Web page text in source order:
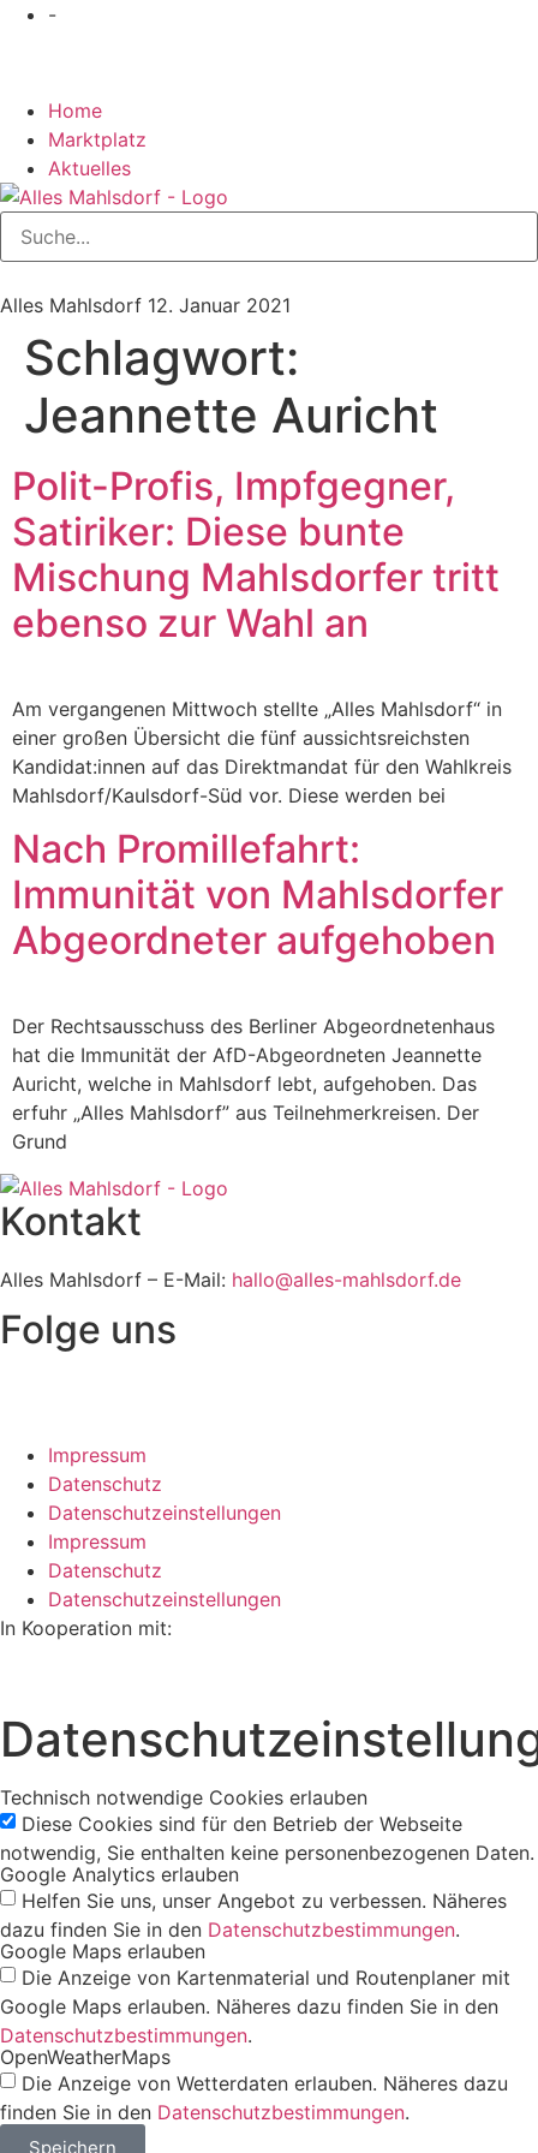
-
Home
Marktplatz
Aktuelles
Alles Mahlsdorf 12. Januar 2021
Schlagwort:
Jeannette Auricht
Polit-Profis, Impfgegner,
Satiriker: Diese bunte
Mischung Mahlsdorfer tritt
ebenso zur Wahl an
Am vergangenen Mittwoch stellte „Alles Mahlsdorf“ in
einer großen Übersicht die fünf aussichtsreichsten
Kandidat:innen auf das Direktmandat für den Wahlkreis
Mahlsdorf/Kaulsdorf-Süd vor. Diese werden bei
Nach Promillefahrt:
Immunität von Mahlsdorfer
Abgeordneter aufgehoben
Der Rechtsausschuss des Berliner Abgeordnetenhaus
hat die Immunität der AfD-Abgeordneten Jeannette
Auricht, welche in Mahlsdorf lebt, aufgehoben. Das
erfuhr „Alles Mahlsdorf” aus Teilnehmerkreisen. Der
Grund
Kontakt
Alles Mahlsdorf – E-Mail: hallo@alles-mahlsdorf.de
Folge uns
Impressum
Datenschutz
Datenschutzeinstellungen
Impressum
Datenschutz
Datenschutzeinstellungen
In Kooperation mit:
Technisch notwendige Cookies erlauben
Diese Cookies sind für den Betrieb der Webseite
notwendig, Sie enthalten keine personenbezogenen Daten.
Google Analytics erlauben
Helfen Sie uns, unser Angebot zu verbessen. Näheres
dazu finden Sie in den Datenschutzbestimmungen.
Google Maps erlauben
Die Anzeige von Kartenmaterial und Routenplaner mit
Google Maps erlauben. Näheres dazu finden Sie in den
Datenschutzbestimmungen.
OpenWeatherMaps
Die Anzeige von Wetterdaten erlauben. Näheres dazu
finden Sie in den Datenschutzbestimmungen.
Speichern